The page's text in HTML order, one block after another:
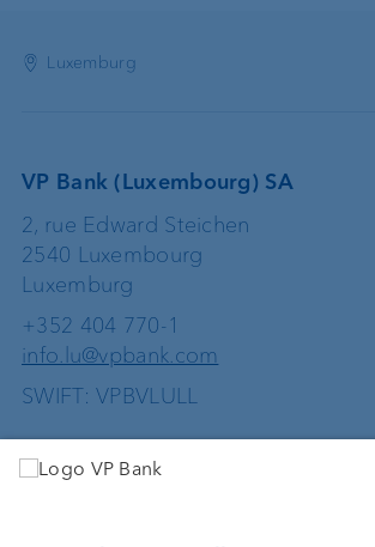
Luxemburg
VP Bank (Luxembourg) SA
2, rue Edward Steichen
2540 Luxembourg
Luxemburg
+352 404 770-1
info.lu@vpbank.com
SWIFT: VPBVLULL
Dienstleistungen